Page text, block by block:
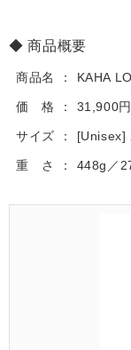
商品概要
商品名 KAHA
価 格 31,900円
サイズ [Unisex]
重 さ 448g／